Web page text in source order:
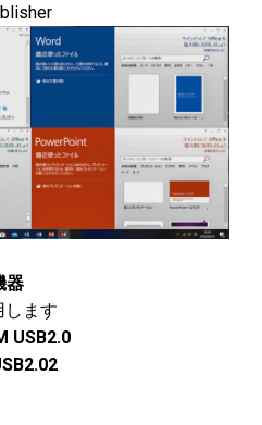
器
します
USB2.0